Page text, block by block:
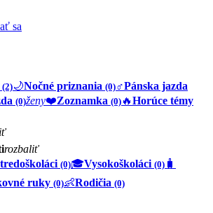
sa
(2)🌙Nočné priznania (0)♂️Pánska jazda
(0)ženy❤️Zoznamka (0) 🔥Horúce témy
rozbaliť
(0)🎓Vysokoškoláci (0) 🧳
ruky (0)👶Rodičia (0)